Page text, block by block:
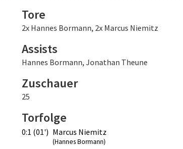
Tore
2x Hannes Bormann, 2x Marcus Niemitz
Assists
Hannes Bormann, Jonathan Theune
Zuschauer
25
Torfolge
0:1 (01') Marcus Niemitz
(Hannes Bormann)